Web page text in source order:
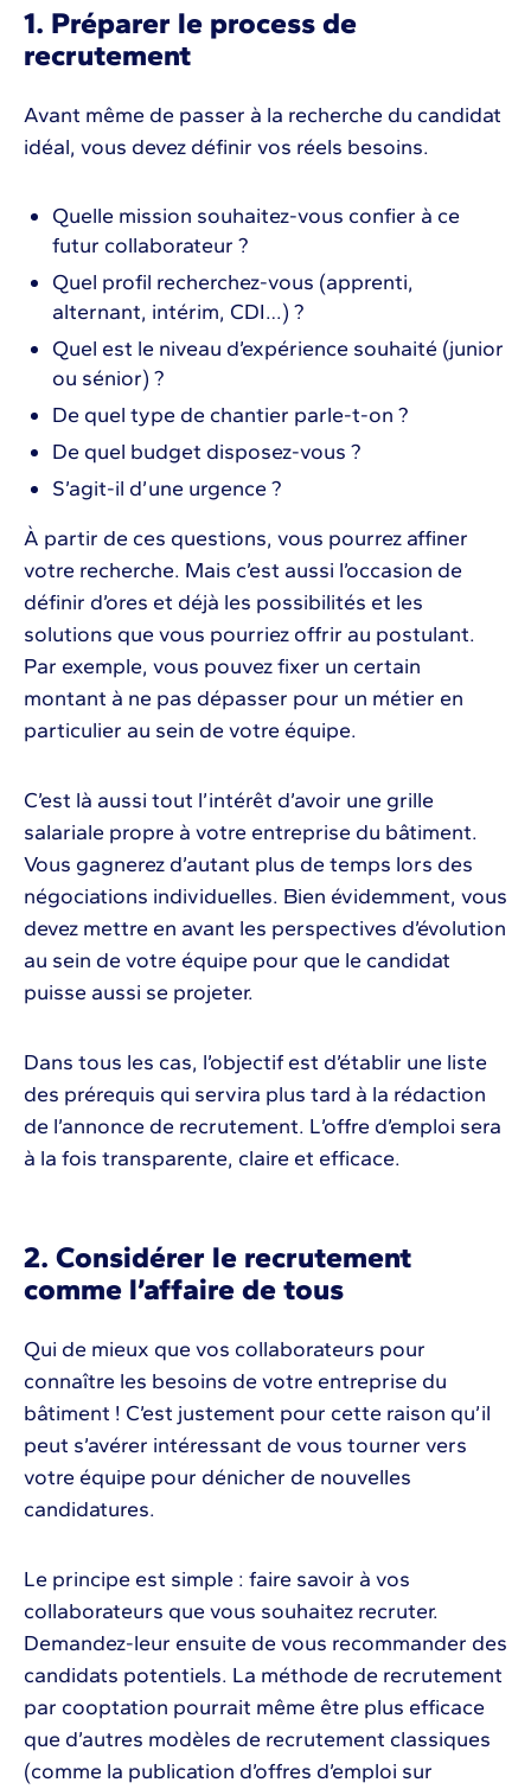
1. Préparer le process de
recrutement
Avant même de passer à la recherche du candidat
idéal, vous devez définir vos réels besoins.
Quelle mission souhaitez-vous confier à ce
futur collaborateur ?
Quel profil recherchez-vous (apprenti,
alternant, intérim, CDI…) ?
Quel est le niveau d’expérience souhaité (junior
ou sénior) ?
De quel type de chantier parle-t-on ?
De quel budget disposez-vous ?
S’agit-il d’une urgence ?
À partir de ces questions, vous pourrez affiner
votre recherche. Mais c’est aussi l’occasion de
définir d’ores et déjà les possibilités et les
solutions que vous pourriez offrir au postulant.
Par exemple, vous pouvez fixer un certain
montant à ne pas dépasser pour un métier en
particulier au sein de votre équipe.
C’est là aussi tout l’intérêt d’avoir une grille
salariale propre à votre entreprise du bâtiment.
Vous gagnerez d’autant plus de temps lors des
négociations individuelles. Bien évidemment, vous
devez mettre en avant les perspectives d’évolution
au sein de votre équipe pour que le candidat
puisse aussi se projeter.
Dans tous les cas, l’objectif est d’établir une liste
des prérequis qui servira plus tard à la rédaction
de l’annonce de recrutement. L’offre d’emploi sera
à la fois transparente, claire et efficace.
2. Considérer le recrutement
comme l’affaire de tous
Qui de mieux que vos collaborateurs pour
connaître les besoins de votre entreprise du
bâtiment ! C’est justement pour cette raison qu’il
peut s’avérer intéressant de vous tourner vers
votre équipe pour dénicher de nouvelles
candidatures.
Le principe est simple : faire savoir à vos
collaborateurs que vous souhaitez recruter.
Demandez-leur ensuite de vous recommander des
candidats potentiels. La méthode de recrutement
par cooptation pourrait même être plus efficace
que d’autres modèles de recrutement classiques
(comme la publication d’offres d’emploi sur